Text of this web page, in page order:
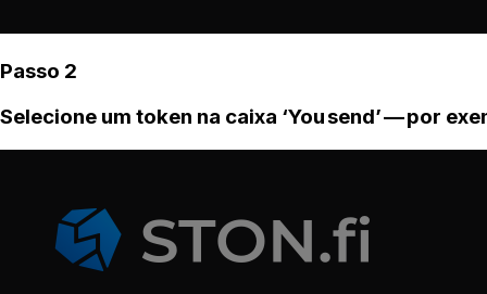
Passo 2
Selecione um token na caixa ‘You send’ — por